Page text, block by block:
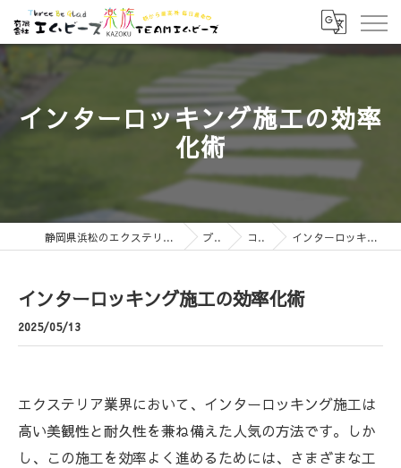
インターロッキング施工の効率
化術
静岡県浜松のエクステリアなら有限会社エムビーズ ブログ コラム インターロッキング施工の効率化術
インターロッキング施工の効率化術
2025/05/13
エクステリア業界において、インターロッキング施工は
高い美観性と耐久性を兼ね備えた人気の方法です。しか
し、この施工を効率よく進めるためには、さまざまな工